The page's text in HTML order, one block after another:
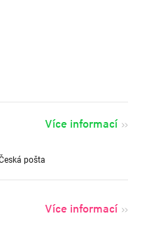
Více informací
Více informací